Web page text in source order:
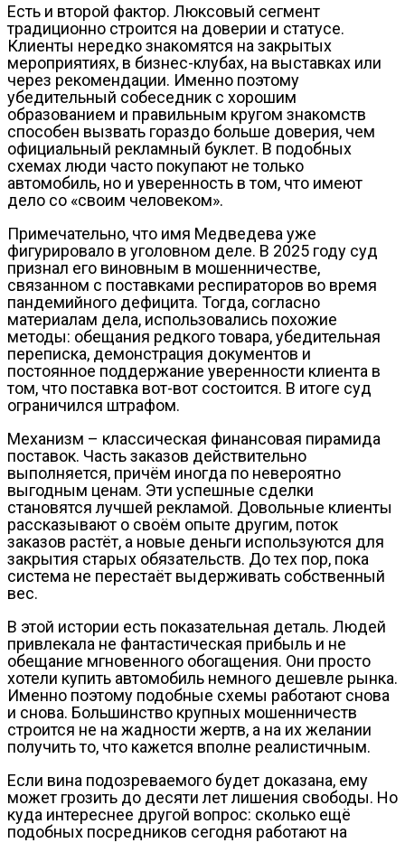
Есть и второй фактор. Люксовый сегмент
традиционно строится на доверии и статусе.
Клиенты нередко знакомятся на закрытых
мероприятиях, в бизнес-клубах, на выставках или
через рекомендации. Именно поэтому
убедительный собеседник с хорошим
образованием и правильным кругом знакомств
способен вызвать гораздо больше доверия, чем
официальный рекламный буклет. В подобных
схемах люди часто покупают не только
автомобиль, но и уверенность в том, что имеют
дело со «своим человеком».
Примечательно, что имя Медведева уже
фигурировало в уголовном деле. В 2025 году суд
признал его виновным в мошенничестве,
связанном с поставками респираторов во время
пандемийного дефицита. Тогда, согласно
материалам дела, использовались похожие
методы: обещания редкого товара, убедительная
переписка, демонстрация документов и
постоянное поддержание уверенности клиента в
том, что поставка вот-вот состоится. В итоге суд
ограничился штрафом.
Механизм – классическая финансовая пирамида
поставок. Часть заказов действительно
выполняется, причём иногда по невероятно
выгодным ценам. Эти успешные сделки
становятся лучшей рекламой. Довольные клиенты
рассказывают о своём опыте другим, поток
заказов растёт, а новые деньги используются для
закрытия старых обязательств. До тех пор, пока
система не перестаёт выдерживать собственный
вес.
В этой истории есть показательная деталь. Людей
привлекала не фантастическая прибыль и не
обещание мгновенного обогащения. Они просто
хотели купить автомобиль немного дешевле рынка.
Именно поэтому подобные схемы работают снова
и снова. Большинство крупных мошенничеств
строится не на жадности жертв, а на их желании
получить то, что кажется вполне реалистичным.
Если вина подозреваемого будет доказана, ему
может грозить до десяти лет лишения свободы. Но
куда интереснее другой вопрос: сколько ещё
подобных посредников сегодня работают на